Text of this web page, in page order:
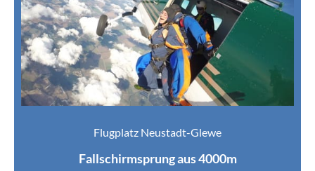
Flugplatz Neustadt-Glewe
Fallschirmsprung aus 4000m